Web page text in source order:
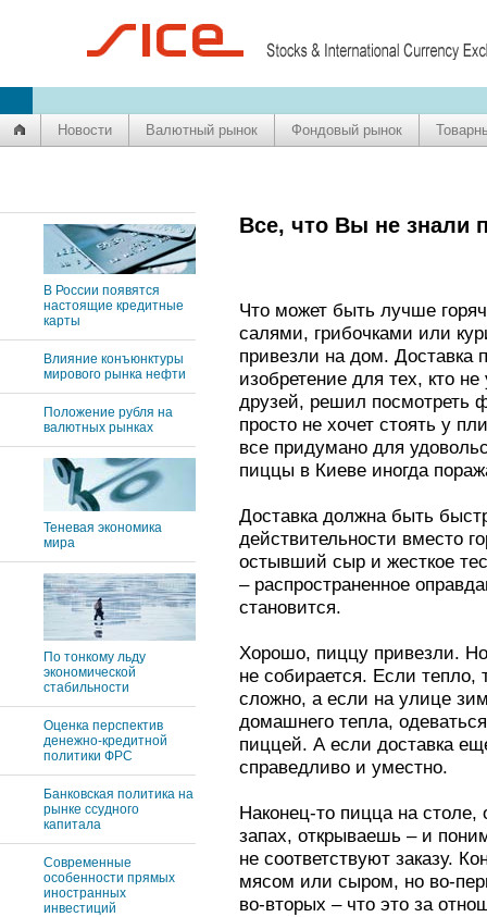
Новости Валютный рынок Фондовый рынок
В России появятся
настоящие кредитные
карты
Влияние конъюнктуры
мирового рынка нефти
Положение рубля на
валютных рынках
Теневая экономика
мира
По тонкому льду
экономической
стабильности
Оценка перспектив
денежно-кредитной
политики ФРС
Банковская политика на
рынке ссудного
капитала
Современные
особенности прямых
иностранных
инвестиций
Все, что Вы не знали
Что может быть лучше
салями, грибочками или
привезли на дом. Доставка
изобретение для тех, кто
друзей, решил посмотреть
просто не хочет стоять у
все придумано для
пиццы в Киеве иногда
Доставка должна быть
действительности вместо
остывший сыр и жесткое
– распространенное
становится.
Хорошо, пиццу привезли.
не собирается. Если тепло,
сложно, а если на улице
домашнего тепла,
пиццей. А если доставка
справедливо и уместно.
Наконец-то пицца на столе,
запах, открываешь – и
не соответствуют заказу.
мясом или сыром, но во-
во-вторых – что это за